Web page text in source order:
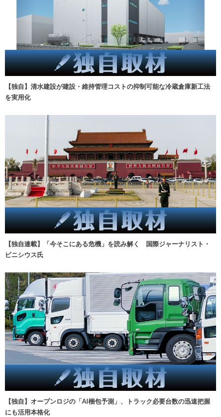
【独自】清水建設が建設・維持管理コストの抑制可能な冷蔵倉庫新工法
を実用化
【独自連載】「今そこにある危機」を読み解く 国際ジャーナリスト・
ビニシウス氏
【独自】オープンロジの「AI梱包予測」、トラック必要台数の迅速把握
にも活用本格化